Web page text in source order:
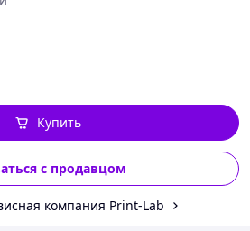
Купить
с продавцом
компания Print-Lab